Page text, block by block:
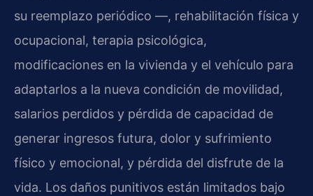
su reemplazo periódico —, rehabilitación física y
ocupacional, terapia psicológica,
modificaciones en la vivienda y el vehículo para
adaptarlos a la nueva condición de movilidad,
salarios perdidos y pérdida de capacidad de
generar ingresos futura, dolor y sufrimiento
físico y emocional, y pérdida del disfrute de la
vida. Los daños punitivos están limitados bajo